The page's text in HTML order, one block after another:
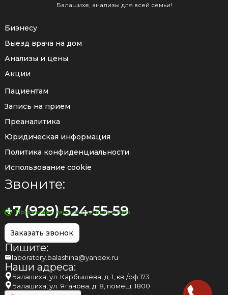
Балашихе, анализы для всей семьи!
Бизнесу
Выезд врача на дом
Анализы и цены
Акции
Пациентам
Запись на приём
Преаналитика
Юридическая информация
Политика конфиденциальности
Использование cookie
Звоните:
+7 (929) 524-55-59
Принимаем звонки круглосуточно
Заказать звонок
Пишите:
laboratory.balashiha@yandex.ru
Наши адреса:
Балашиха, ул. Карбышева, д. 1, кв./оф.173
Балашиха, ул. Яганова, д. 8, помещ. 1800